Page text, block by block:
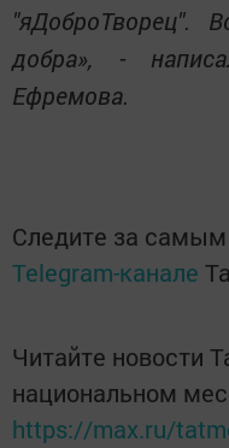
"яДоброТворец".
добра», -
Ефремова.
Следите за
Telegram-канале
Читайте новости
национальном
https://max.ru/